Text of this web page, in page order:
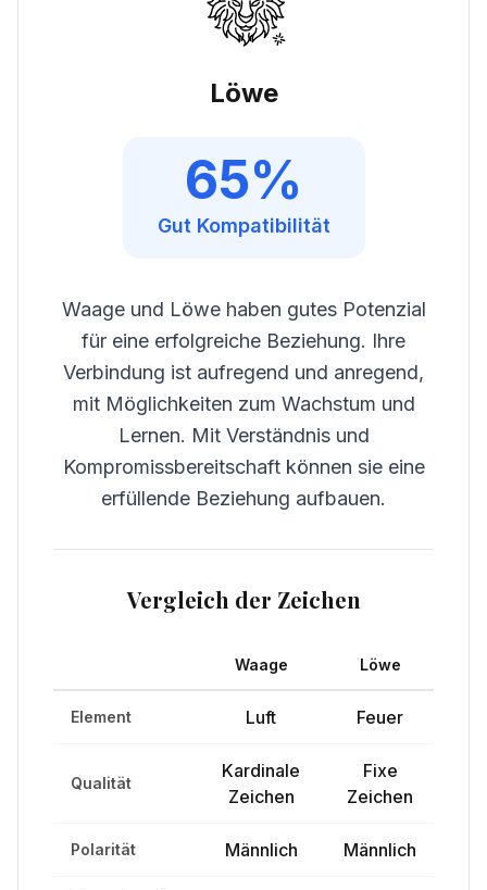
Löwe
65%
Gut Kompatibilität
Waage und Löwe haben gutes Potenzial
für eine erfolgreiche Beziehung. Ihre
Verbindung ist aufregend und anregend,
mit Möglichkeiten zum Wachstum und
Lernen. Mit Verständnis und
Kompromissbereitschaft können sie eine
erfüllende Beziehung aufbauen.
Vergleich der Zeichen
Waage Löwe
Element Luft Feuer
Qualität
Kardinale
Zeichen
Fixe
Zeichen
Polarität Männlich Männlich